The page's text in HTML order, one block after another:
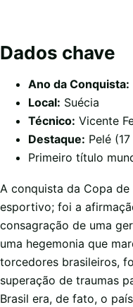
Dados chave
Ano da Conquista:
Local: Suécia
Técnico: Vicente
Destaque: Pelé
Primeiro título
A conquista da Copa
esportivo; foi a
consagração de uma
uma hegemonia que
torcedores brasileiros,
superação de traumas
Brasil era, de fato, o